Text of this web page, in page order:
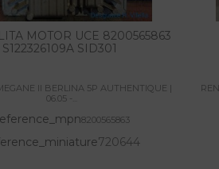
MOTOR UCE 8200565863
S122326109A SID301
II BERLINA 5P AUTHENTIQUE |
06.05 -...
8200565863
720644